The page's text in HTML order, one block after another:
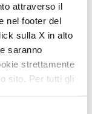
attraverso il
nel footer del
sulla X in alto
saranno
strettamente
sito. Per tutti gli